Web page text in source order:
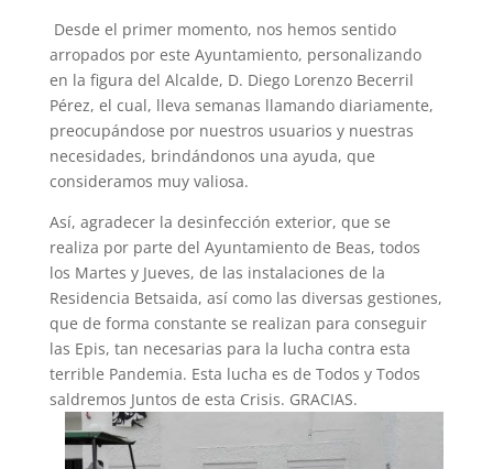
Desde el primer momento, nos hemos sentido
arropados por este Ayuntamiento, personalizando
en la figura del Alcalde, D. Diego Lorenzo Becerril
Pérez, el cual, lleva semanas llamando diariamente,
preocupándose por nuestros usuarios y nuestras
necesidades, brindándonos una ayuda, que
consideramos muy valiosa.
Así, agradecer la desinfección exterior, que se
realiza por parte del Ayuntamiento de Beas, todos
los Martes y Jueves, de las instalaciones de la
Residencia Betsaida, así como las diversas gestiones,
que de forma constante se realizan para conseguir
las Epis, tan necesarias para la lucha contra esta
terrible Pandemia. Esta lucha es de Todos y Todos
saldremos Juntos de esta Crisis. GRACIAS.